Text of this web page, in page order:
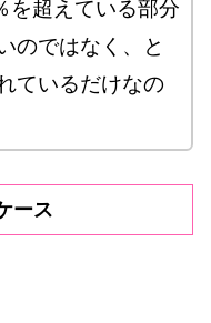
を超えている部分
のではなく、と
ているだけなの
ース